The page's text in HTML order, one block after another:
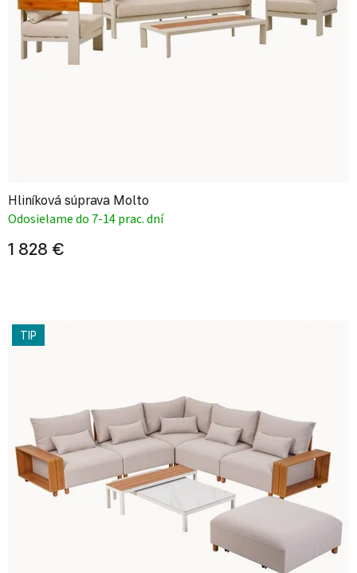
Hliníková súprava Molto
Odosielame do 7-14 prac. dní
1 828 €
TIP